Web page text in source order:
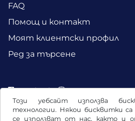
Този уебсайт използва
технологии. Някои бисквитки
се използват от нас, както и
FAQ
Помощ и контакт
Моят клиентски профил
Ред за търсене
Facebook Instagram